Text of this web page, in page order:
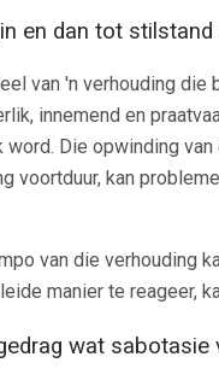
en dan tot stilstand
van 'n verhouding die
innemend en
Die opwinding
voortduur, kan
van die verhouding
manier te reageer,
wat sabotasie